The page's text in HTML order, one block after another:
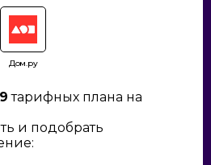
Дом.ру
тарифных плана на
и подобрать